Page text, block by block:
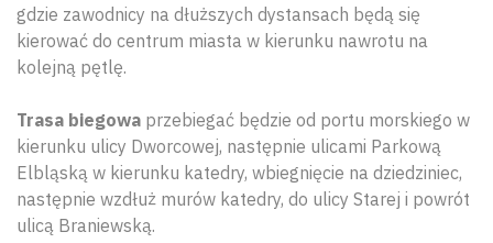
gdzie zawodnicy na dłuższych dystansach będą się
kierować do centrum miasta w kierunku nawrotu na
kolejną pętlę.
Trasa biegowa przebiegać będzie od portu morskiego w
kierunku ulicy Dworcowej, następnie ulicami Parkową
Elbląską w kierunku katedry, wbiegnięcie na dziedziniec,
następnie wzdłuż murów katedry, do ulicy Starej i powrót
ulicą Braniewską.